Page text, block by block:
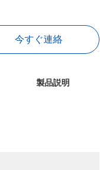
今すぐ連絡
製品説明